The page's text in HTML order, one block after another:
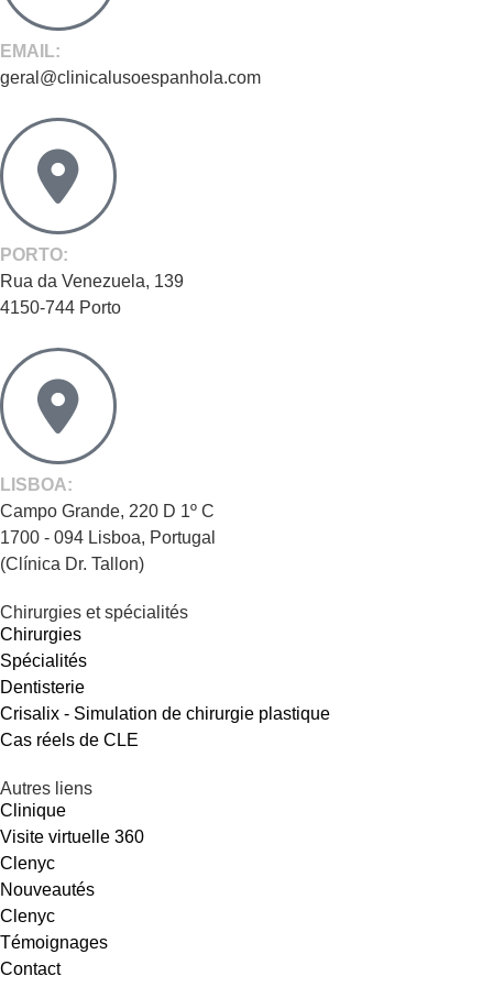
EMAIL:
geral@clinicalusoespanhola.com
PORTO:
Rua da Venezuela, 139
4150-744 Porto
LISBOA:
Campo Grande, 220 D 1º C
1700 - 094 Lisboa, Portugal
(Clínica Dr. Tallon)
Chirurgies et spécialités
Chirurgies
Spécialités
Dentisterie
Crisalix - Simulation de chirurgie plastique
Cas réels de CLE
Autres liens
Clinique
Visite virtuelle 360
Clenyc
Nouveautés
Clenyc
Témoignages
Contact